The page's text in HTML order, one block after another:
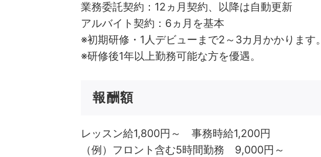
業務委託契約：12ヵ月契約、以降は自動更新
アルバイト契約：6ヵ月を基本
※初期研修・1人デビューまで2～3カ月かかります。
※研修後1年以上勤務可能な方を優遇。
報酬額
レッスン給1,800円～ 事務時給1,200円
（例）フロント含む5時間勤務 9,000円～